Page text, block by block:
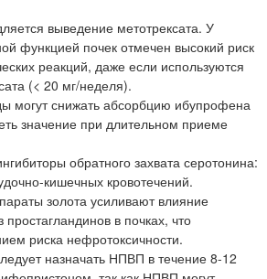
выведение метотрексата. У
функцией почек отмечен высокий риск
реакций, даже если используются
(< 20 мг/неделя).
могут снижать абсорбцию ибупрофена
значение при длительном приеме
обратного захвата серотонина:
кишечных кровотечений.
золота усиливают влияние
в почках, что
риска нефротоксичности.
назначать НПВП в течение 8-12